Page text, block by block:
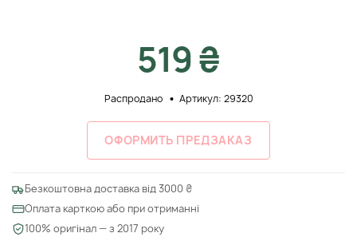
519 ₴
Распродано Артикул: 29320
ОФОРМИТЬ ПРЕДЗАКАЗ
Безкоштовна доставка від 3000 ₴
Оплата карткою або при отриманні
100% оригінал — з 2017 року